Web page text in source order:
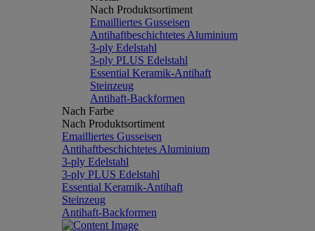
Nach Produktsortiment
Emailliertes Gusseisen
Antihaftbeschichtetes Aluminium
3-ply Edelstahl
3-ply PLUS Edelstahl
Essential Keramik-Antihaft
Steinzeug
Antihaft-Backformen
Nach Farbe
Nach Produktsortiment
Emailliertes Gusseisen
Antihaftbeschichtetes Aluminium
3-ply Edelstahl
3-ply PLUS Edelstahl
Essential Keramik-Antihaft
Steinzeug
Antihaft-Backformen